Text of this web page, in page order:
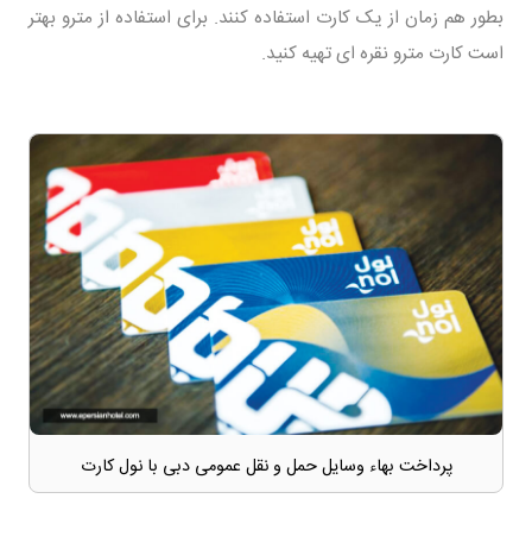
بطور هم زمان از یک کارت استفاده کنند. برای استفاده از مترو بهتر
است کارت مترو نقره ای تهیه کنید.
پرداخت بهاء وسایل حمل و نقل عمومی دبی با نول کارت